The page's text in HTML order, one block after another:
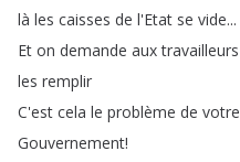
là les caisses de l'Etat se vide...
Et on demande aux travailleurs
les remplir
C'est cela le problème de votre
Gouvernement!